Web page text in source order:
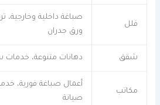
فلل
صباغة داخلية وخارجية،
ورق جدران
شقق دهانات متنوعة، خدمات
مكاتب
أعمال صباغة فورية،
صيانة